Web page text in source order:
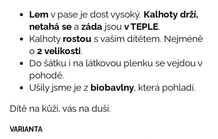
Lem v pase je dost vysoký. Kalhoty drží,
netahá se a záda jsou v TEPLE.
Kalhoty rostou s vaším dítětem. Nejméně
o 2 velikosti.
Do šátku i na látkovou plenku se vejdou v
pohodě.
Ušily jsme je z biobavlny, která pohladí.
Dítě na kůži, vás na duši.
VARIANTA
LETNÍ
KLOBOUČEK
OUŠKY
30
BÍLÝ